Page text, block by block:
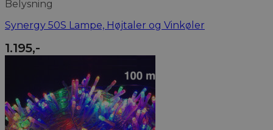
Belysning
Synergy 50S Lampe, Højtaler og Vinkøler
1.195,-